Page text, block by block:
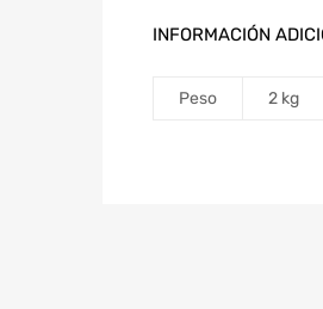
INFORMACIÓN
Peso 2 kg